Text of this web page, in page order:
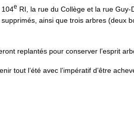
104e RI, la rue du Collège et la rue
ainsi que trois arbres
replantés pour conserver l’esprit
tout l’été avec l’impératif d’être